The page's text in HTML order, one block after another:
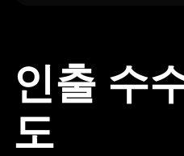
인출 수
도